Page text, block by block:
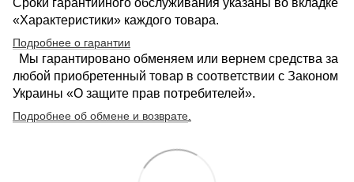
«Характеристики» каждого товара.
Подробнее о гарантии
Мы гарантировано обменяем или вернем средства за
любой приобретенный товар в соответствии с Законом
Украины «О защите прав потребителей».
Подробнее об обмене и возврате